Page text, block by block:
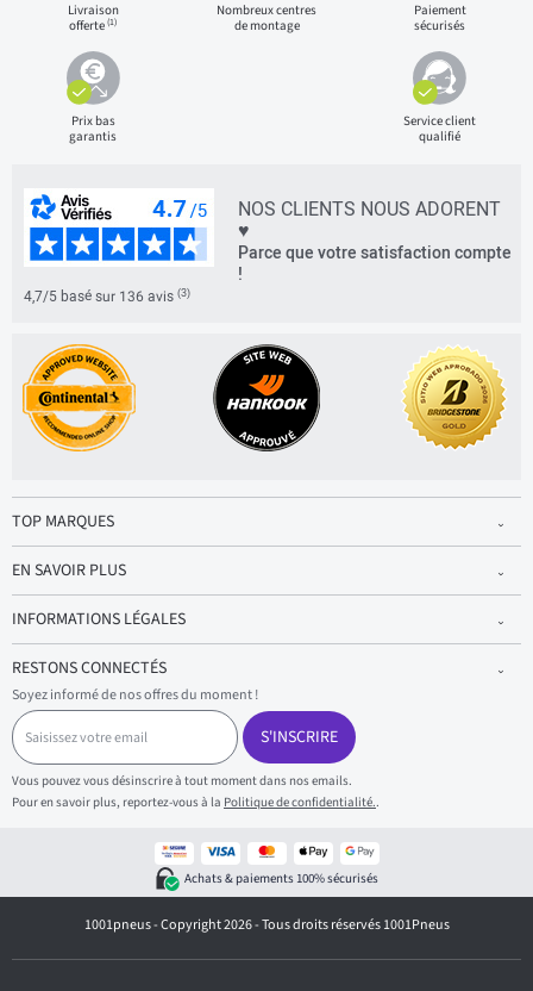
Livraison
offerte(1)
Nombreux centres
de montage
Paiement
sécurisés
Prix bas
garantis
Service client
qualifié
NOS CLIENTS NOUS ADORENT
♥
Parce que votre satisfaction compte
!
4,7/5 basé sur 136 avis (3)
TOP MARQUES
EN SAVOIR PLUS
INFORMATIONS LÉGALES
RESTONS CONNECTÉS
Soyez informé de nos offres du moment !
S
a
i
s
i
s
e
S'INSCRIRE
Vous pouvez vous désinscrire à tout moment dans nos emails.
Pour en savoir plus, reportez-vous à la Politique de confidentialité..
Achats & paiements 100% sécurisés
1001pneus - Copyright 2026 - Tous droits réservés 1001Pneus